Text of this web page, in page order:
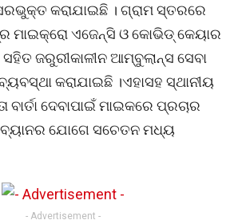
କରାଯାଇଛି । ଗ୍ରାମ ସ୍ତରରେ
ମାଇକ୍ରୋ ଏଜେନ୍ସି ଓ କୋଭିଡ୍ କେୟାର
ଜରୁରୀକାଳୀନ ଆମ୍ବୁଲାନ୍ସ ସେବା
କରାଯାଇଛି ।ଏହାସହ ସ୍ଥାନୀୟ
ବାର୍ତା ଦେବାପାଇଁ ମାଇକରେ ପ୍ରଚାର
ଯୋଗେ ସଚେତନ ମଧ୍ୟ
- Advertisement -